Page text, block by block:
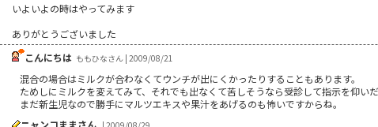
いよいよの時はやってみます
ありがとうございました
こんにちは ももひなさん | 2009/08/21
混合の場合はミルクが合わなくてウンチが出にくかったりすることもあります。
ためしにミルクを変えてみて、それでも出なくて苦しそうなら受診して指示を仰いだ
まだ新生児なので勝手にマルツエキスや果汁をあげるのも怖いですからね。
ニャンコままさん